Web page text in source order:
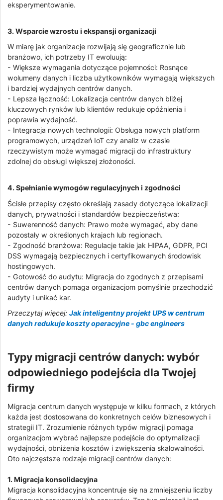
eksperymentowanie.
3. Wsparcie wzrostu i ekspansji organizacji
W miarę jak organizacje rozwijają się geograficznie lub
branżowo, ich potrzeby IT ewoluują:
- Większe wymagania dotyczące pojemności: Rosnące
wolumeny danych i liczba użytkowników wymagają większych
i bardziej wydajnych centrów danych.
- Lepsza łączność: Lokalizacja centrów danych bliżej
kluczowych rynków lub klientów redukuje opóźnienia i
poprawia wydajność.
- Integracja nowych technologii: Obsługa nowych platform
programowych, urządzeń IoT czy analiz w czasie
rzeczywistym może wymagać migracji do infrastruktury
zdolnej do obsługi większej złożoności.
4. Spełnianie wymogów regulacyjnych i zgodności
Ścisłe przepisy często określają zasady dotyczące lokalizacji
danych, prywatności i standardów bezpieczeństwa:
- Suwerenność danych: Prawo może wymagać, aby dane
pozostały w określonych krajach lub regionach.
- Zgodność branżowa: Regulacje takie jak HIPAA, GDPR, PCI
DSS wymagają bezpiecznych i certyfikowanych środowisk
hostingowych.
- Gotowość do audytu: Migracja do zgodnych z przepisami
centrów danych pomaga organizacjom pomyślnie przechodzić
audyty i unikać kar.
Przeczytaj więcej: Jak inteligentny projekt UPS w centrum
danych redukuje koszty operacyjne - gbc engineers
Typy migracji centrów danych: wybór
odpowiedniego podejścia dla Twojej
firmy
Migracja centrum danych występuje w kilku formach, z których
każda jest dostosowana do konkretnych celów biznesowych i
strategii IT. Zrozumienie różnych typów migracji pomaga
organizacjom wybrać najlepsze podejście do optymalizacji
wydajności, obniżenia kosztów i zwiększenia skalowalności.
Oto najczęstsze rodzaje migracji centrów danych:
1. Migracja konsolidacyjna
Migracja konsolidacyjna koncentruje się na zmniejszeniu liczby